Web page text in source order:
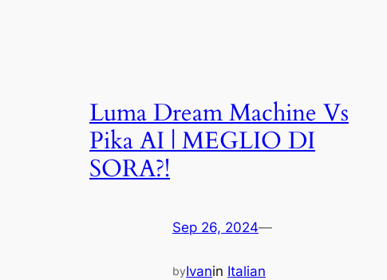
Luma Dream Machine Vs
Pika AI | MEGLIO DI
SORA?!
Sep 26, 2024—
byIvanin Italian